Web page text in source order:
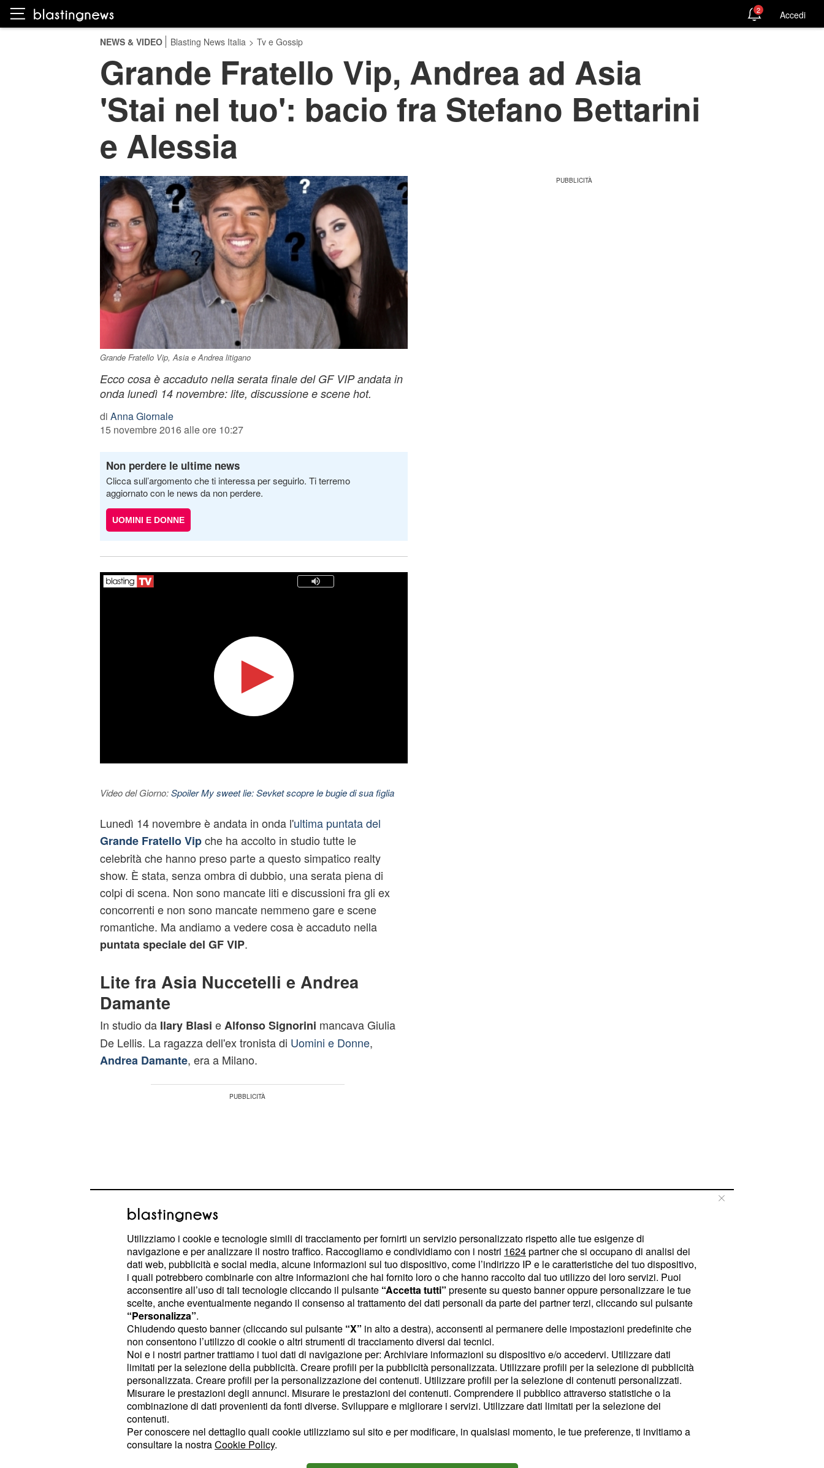
2 Accedi
NEWS & VIDEO Blasting News Italia > Tv e Gossip
Grande Fratello Vip, Andrea ad Asia
'Stai nel tuo': bacio fra Stefano Bettarini
e Alessia
Grande Fratello Vip, Asia e Andrea litigano
Ecco cosa è accaduto nella serata finale del GF VIP andata in
onda lunedì 14 novembre: lite, discussione e scene hot.
di Anna Giornale
15 novembre 2016 alle ore 10:27
Non perdere le ultime news
Clicca sull’argomento che ti interessa per seguirlo. Ti terremo
aggiornato con le news da non perdere.
UOMINI E DONNE
Video del Giorno:Spoiler My sweet lie: Sevket scopre le bugie di sua figlia
Lunedì 14 novembre è andata in onda l'ultima puntata del
Grande Fratello Vipche ha accolto in studio tutte le
celebrità che hanno preso parte a questo simpatico realty
show. È stata, senza ombra di dubbio, una serata piena di
colpi di scena. Non sono mancate liti e discussioni fra gli ex
concorrenti e non sono mancate nemmeno gare e scene
romantiche. Ma andiamo a vedere cosa è accaduto nella
puntata speciale del GF VIP.
Lite fra Asia Nuccetelli e Andrea
Damante
In studio da Ilary Blasi eAlfonso Signorini mancava Giulia
De Lellis. La ragazza dell'ex tronista di Uomini e Donne,
Andrea Damante, era a Milano.
Ma nonostante quell'assenza si è tornati ancora una volta
sul presunto triangolo De Lellis-Damante-Nuccetelli. Un
triangolo alimentato per lo più dai giornalisti che hanno
messo in giro una voce riguardante uninteresse da parte di
Andrea verso Asia. Ma il ragazzo ha smentito questa notizia
dimostrando al pubblico tutto il suo disinteresse per la
piccolaAsia Nuccetelli. IlGrande Fratello Vipsi è poi
divertito a stuzzicare i due mandando loro alla sfida delle
vasche. Andrea ha urlato ad Asia di stargli alla larga
'. Ma nonostante il
Utilizziamo i cookie e tecnologie simili di tracciamento per fornirti un servizio personalizzato rispetto alle tue esigenze di
navigazione e per analizzare il nostro traffico. Raccogliamo e condividiamo con i nostri 1624partner che si occupano di analisi dei
dati web, pubblicità e social media, alcune informazioni sul tuo dispositivo, come l’indirizzo IP e le caratteristiche del tuo dispositivo,
i quali potrebbero combinarle con altre informazioni che hai fornito loro o che hanno raccolto dal tuo utilizzo dei loro servizi. Puoi
acconsentire all’uso di tali tecnologie cliccando il pulsante “Accetta tutti” presente su questo banner oppure personalizzare le tue
scelte, anche eventualmente negando il consenso al trattamento dei dati personali da parte dei partner terzi, cliccando sul pulsante
“Personalizza”.
Chiudendo questo banner (cliccando sul pulsante “X” in alto a destra), acconsenti al permanere delle impostazioni predefinite che
non consentono l’utilizzo di cookie o altri strumenti di tracciamento diversi dai tecnici.
Noi e i nostri partner trattiamo i tuoi dati di navigazione per: Archiviare informazioni su dispositivo e/o accedervi. Utilizzare dati
limitati per la selezione della pubblicità. Creare profili per la pubblicità personalizzata. Utilizzare profili per la selezione di pubblicità
personalizzata. Creare profili per la personalizzazione dei contenuti. Utilizzare profili per la selezione di contenuti personalizzati.
Misurare le prestazioni degli annunci. Misurare le prestazioni dei contenuti. Comprendere il pubblico attraverso statistiche o la
combinazione di dati provenienti da fonti diverse. Sviluppare e migliorare i servizi. Utilizzare dati limitati per la selezione dei
contenuti.
Per conoscere nel dettaglio quali cookie utilizziamo sul sito e per modificare, in qualsiasi momento, le tue preferenze, ti invitiamo a
consultare la nostraCookie Policy.